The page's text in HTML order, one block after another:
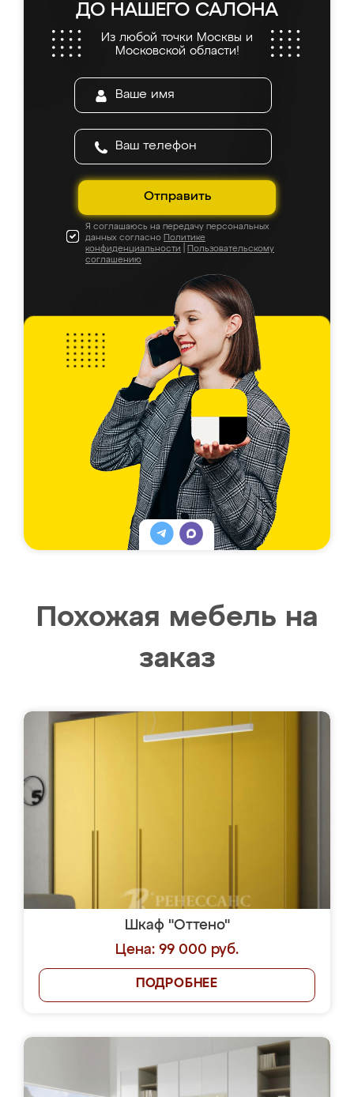
ДО НАШЕГО САЛОНА
Из любой точки Москвы и
Московской области!
Отправить
Я соглашаюсь на передачу персональных
данных согласно Политике
конфиденциальности
Пользовательскому
соглашению
Похожая мебель на
заказ
Шкаф "Оттено"
Цена: 99 000 руб.
ПОДРОБНЕЕ